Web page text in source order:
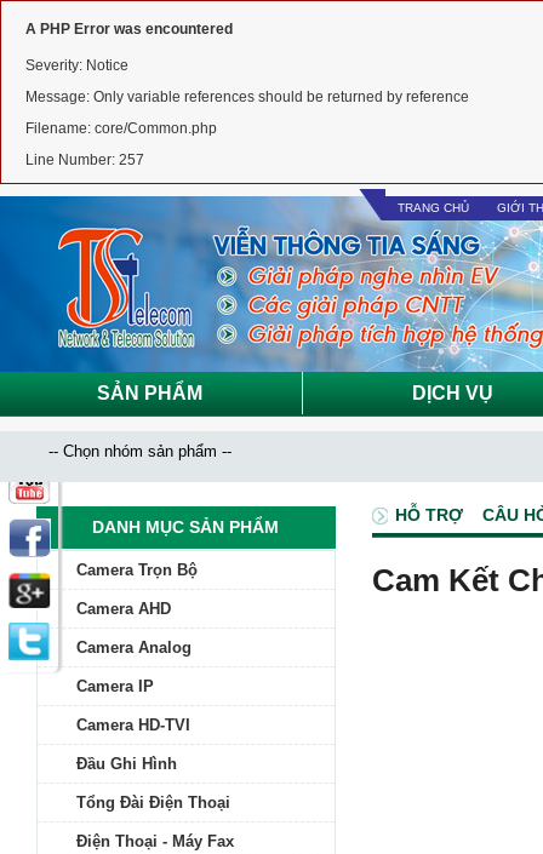
A PHP Error was encountered
Severity: Notice
Message: Only variable references should be returned by reference
Filename: core/Common.php
Line Number: 257
TRANG CHỦ GIỚI
SẢN PHẨM DỊCH VỤ
HỖ TRỢ CÂU
Cam Kết
DANH MỤC SẢN PHẨM
Camera Trọn Bộ
Camera AHD
Camera Analog
Camera IP
Camera HD-TVI
Đầu Ghi Hình
Tổng Đài Điện Thoại
Điện Thoại - Máy Fax